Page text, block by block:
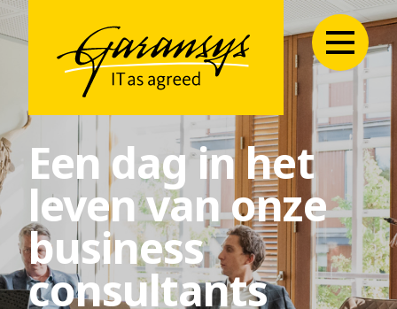
Een dag in het
leven van onze
business
consultants